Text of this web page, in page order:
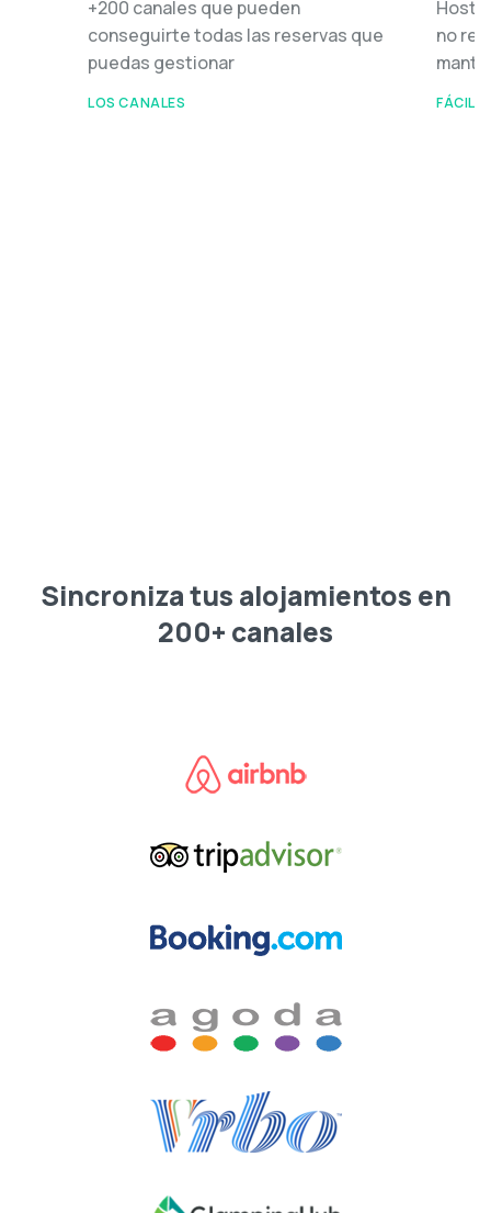
+200 canales que pueden
conseguirte todas las reservas que
puedas gestionar
LOS CANALES
no
FÁCIL
Sincroniza tus alojamientos en
200+ canales